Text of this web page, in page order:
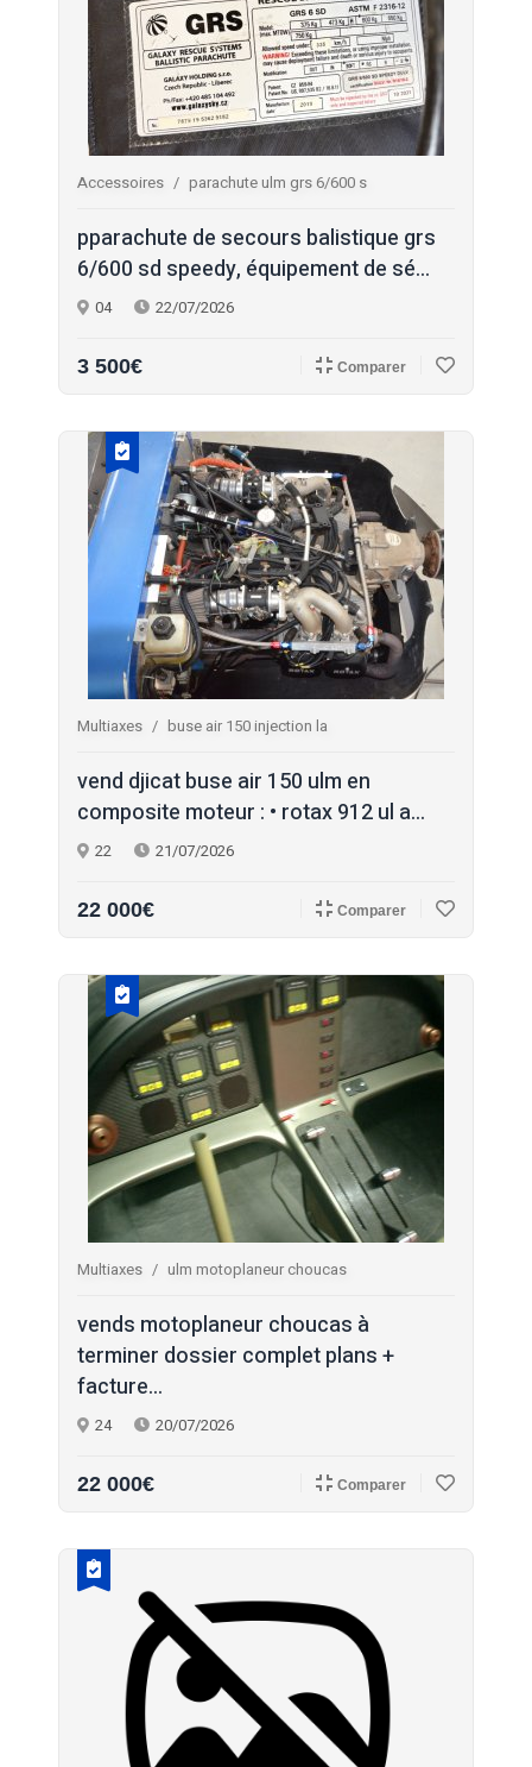
Accessoires parachute ulm grs 6/600 s
pparachute de secours balistique grs
6/600 sd speedy, équipement de sé...
04 22/07/2026
3 500€ Comparer
Multiaxes buse air 150 injection la
vend djicat buse air 150 ulm en
composite moteur : • rotax 912 ul a...
22 21/07/2026
22 000€ Comparer
Multiaxes ulm motoplaneur choucas
vends motoplaneur choucas à
terminer dossier complet plans +
facture...
24 20/07/2026
22 000€ Comparer